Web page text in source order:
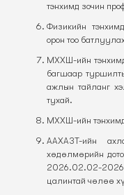
тэнхимд зочин
Физикийн
орон тоо
МХХШ-ийн
багшаар
ажлын тайланг
тухай.
МХХШ-ийн
ААХАЗТ-ийн
хөдөлмөрийн
2026.02.02-
цалинтай чөлөө